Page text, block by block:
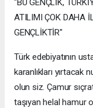
"BU GENÇLİK,
ATILIMI ÇOK DAHA
GENÇLİKTİR"
Türk edebiyatının
karanlıkları yırtacak
olun siz. Çamur
taşıyan helal hamur